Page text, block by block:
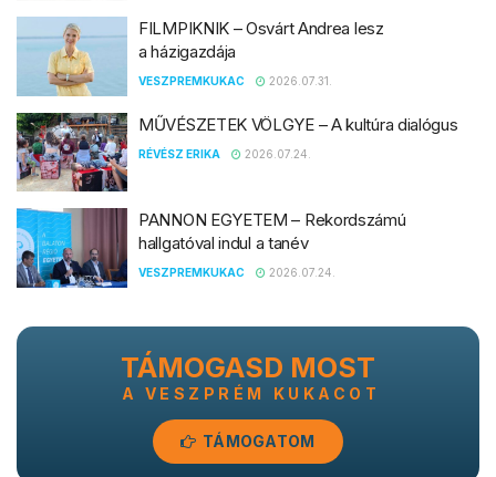
FILMPIKNIK – Osvárt Andrea lesz
a házigazdája
VESZPREMKUKAC 2026.07.31.
MŰVÉSZETEK VÖLGYE – A kultúra dialógus
RÉVÉSZ ERIKA 2026.07.24.
PANNON EGYETEM – Rekordszámú
hallgatóval indul a tanév
VESZPREMKUKAC 2026.07.24.
TÁMOGASD MOST
A VESZPRÉM KUKACOT
TÁMOGATOM